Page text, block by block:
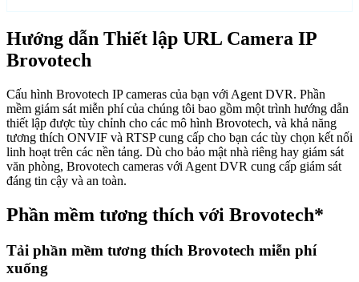
Hướng dẫn Thiết lập URL Camera IP
Brovotech
Cấu hình Brovotech IP cameras của bạn với Agent DVR. Phần
mềm giám sát miễn phí của chúng tôi bao gồm một trình hướng dẫn
thiết lập được tùy chỉnh cho các mô hình Brovotech, và khả năng
tương thích ONVIF và RTSP cung cấp cho bạn các tùy chọn kết nối
linh hoạt trên các nền tảng. Dù cho bảo mật nhà riêng hay giám sát
văn phòng, Brovotech cameras với Agent DVR cung cấp giám sát
đáng tin cậy và an toàn.
Phần mềm tương thích với Brovotech*
Tải phần mềm tương thích Brovotech miễn phí
xuống